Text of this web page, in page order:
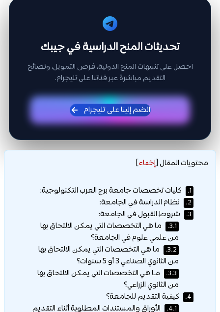
تحديثات المنح الدراسية في جيبك
احصل على تنبيهات المنح الدولية، فرص التمويل، ونصائح
التقديم مباشرة عبر قناتنا على تليجرام.
انضم إلينا على تليجرام
محتويات المقال[إخفاء]
1. كليات تخصصات جامعة برج العرب التكنولوجية:
2. نظام الدراسة في الجامعة:
3. شروط القبول في الجامعة:
3.1.
ما هي التخصصات التي يمكن الالتحاق بها
من علمي علوم في الجامعة؟
3.2.
ما هي التخصصات التي يمكن الالتحاق بها
من الثانوي الصناعي 3 أو 5 سنوات؟
3.3.
مـا هي التخصصات التي يمكن الالتحاق بها
من الثانوي الزراعي؟
4. كيفية التقديم للجامعة؟
4.1.
الأوراق والمستندات المطلوبة أثناء التقديم